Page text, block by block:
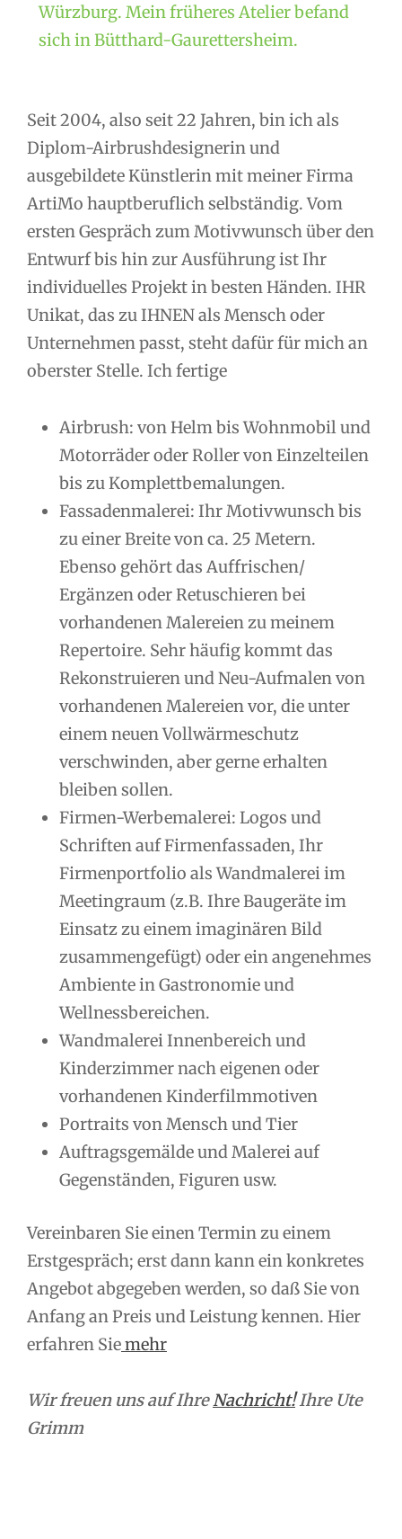
Würzburg. Mein früheres Atelier befand
sich in Bütthard-Gaurettersheim.
Seit 2004, also seit 22 Jahren, bin ich als
Diplom-Airbrushdesignerin und
ausgebildete Künstlerin mit meiner Firma
ArtiMo hauptberuflich selbständig. Vom
ersten Gespräch zum Motivwunsch über den
Entwurf bis hin zur Ausführung ist Ihr
individuelles Projekt in besten Händen. IHR
Unikat, das zu IHNEN als Mensch oder
Unternehmen passt, steht dafür für mich an
oberster Stelle. Ich fertige
Airbrush: von Helm bis Wohnmobil und
Motorräder oder Roller von Einzelteilen
bis zu Komplettbemalungen.
Fassadenmalerei: Ihr Motivwunsch bis
zu einer Breite von ca. 25 Metern.
Ebenso gehört das Auffrischen/
Ergänzen oder Retuschieren bei
vorhandenen Malereien zu meinem
Repertoire. Sehr häufig kommt das
Rekonstruieren und Neu-Aufmalen von
vorhandenen Malereien vor, die unter
einem neuen Vollwärmeschutz
verschwinden, aber gerne erhalten
bleiben sollen.
Firmen-Werbemalerei: Logos und
Schriften auf Firmenfassaden, Ihr
Firmenportfolio als Wandmalerei im
Meetingraum (z.B. Ihre Baugeräte im
Einsatz zu einem imaginären Bild
zusammengefügt) oder ein angenehmes
Ambiente in Gastronomie und
Wellnessbereichen.
Wandmalerei Innenbereich und
Kinderzimmer nach eigenen oder
vorhandenen Kinderfilmmotiven
Portraits von Mensch und Tier
Auftragsgemälde und Malerei auf
Gegenständen, Figuren usw.
Vereinbaren Sie einen Termin zu einem
Erstgespräch; erst dann kann ein konkretes
Angebot abgegeben werden, so daß Sie von
Anfang an Preis und Leistung kennen. Hier
erfahren Siemehr
Wir freuen uns auf IhreNachricht!Ihre Ute
Grimm